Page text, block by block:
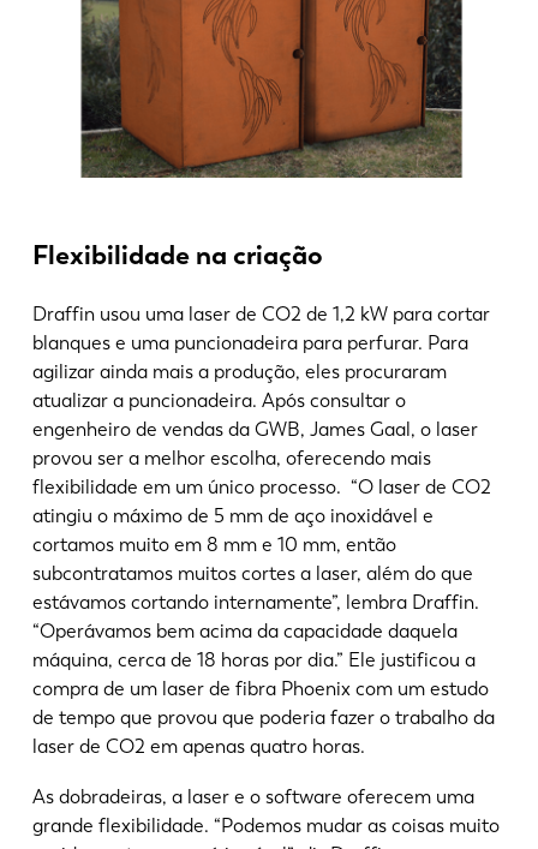
Flexibilidade na criação
Draffin usou uma laser de CO2 de 1,2 kW para cortar
blanques e uma puncionadeira para perfurar. Para
agilizar ainda mais a produção, eles procuraram
atualizar a puncionadeira. Após consultar o
engenheiro de vendas da GWB, James Gaal, o laser
provou ser a melhor escolha, oferecendo mais
flexibilidade em um único processo. “O laser de CO2
atingiu o máximo de 5 mm de aço inoxidável e
cortamos muito em 8 mm e 10 mm, então
subcontratamos muitos cortes a laser, além do que
estávamos cortando internamente”, lembra Draffin.
“Operávamos bem acima da capacidade daquela
máquina, cerca de 18 horas por dia.” Ele justificou a
compra de um laser de fibra Phoenix com um estudo
de tempo que provou que poderia fazer o trabalho da
laser de CO2 em apenas quatro horas.
As dobradeiras, a laser e o software oferecem uma
grande flexibilidade. “Podemos mudar as coisas muito